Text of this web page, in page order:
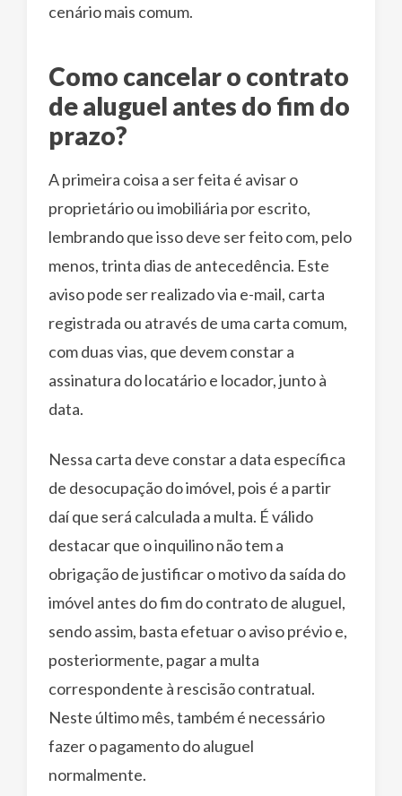
cenário mais comum.
Como cancelar o contrato
de aluguel antes do fim do
prazo?
A primeira coisa a ser feita é avisar o
proprietário ou imobiliária por escrito,
lembrando que isso deve ser feito com, pelo
menos, trinta dias de antecedência. Este
aviso pode ser realizado via e-mail, carta
registrada ou através de uma carta comum,
com duas vias, que devem constar a
assinatura do locatário e locador, junto à
data.
Nessa carta deve constar a data específica
de desocupação do imóvel, pois é a partir
daí que será calculada a multa. É válido
destacar que o inquilino não tem a
obrigação de justificar o motivo da saída do
imóvel antes do fim do contrato de aluguel,
sendo assim, basta efetuar o aviso prévio e,
posteriormente, pagar a multa
correspondente à rescisão contratual.
Neste último mês, também é necessário
fazer o pagamento do aluguel
normalmente.